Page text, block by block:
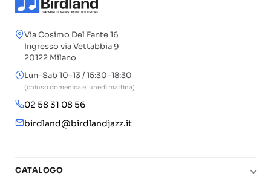
Via Cosimo Del Fante 16
Ingresso via Vettabbia 9
20122 Milano
Lun–Sab 10–13 / 15:30–18:30
(chiuso domenica e lunedì mattina)
02 58 31 08 56
birdland@birdlandjazz.it
CATALOGO